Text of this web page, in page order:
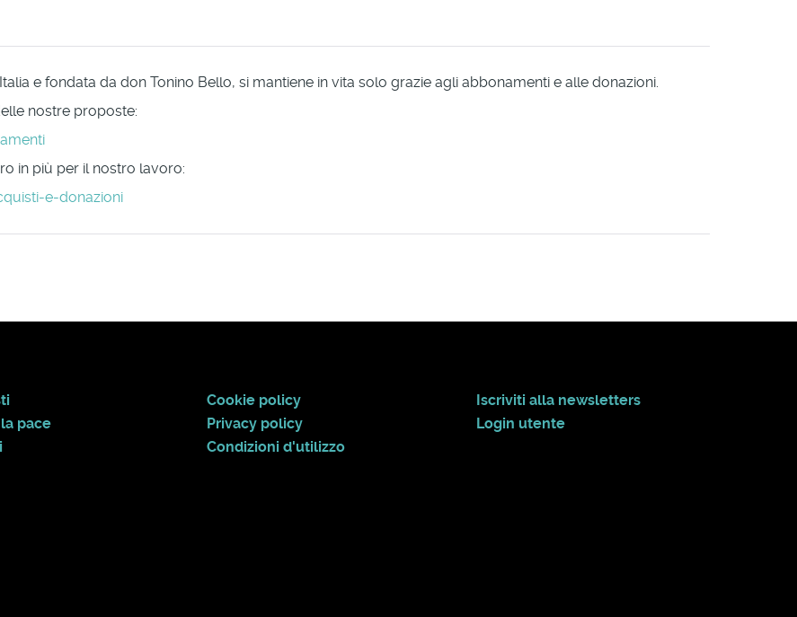
e fondata da don Tonino Bello, si mantiene in vita solo grazie agli abbonamenti e alle donazioni.
nostre proposte:
in più per il nostro lavoro:
e-donazioni
pace
Cookie policy
Privacy policy
Condizioni d'utilizzo
Iscriviti alla newsletters
Login utente